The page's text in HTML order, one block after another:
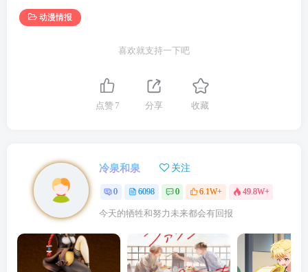
动漫情报
喜欢就支持一下吧
点赞 7 分享 收藏
冷泉和泉 关注
0 6098 0 6.1W+ 49.8W+
今天的牺牲和努力未来都会有回报